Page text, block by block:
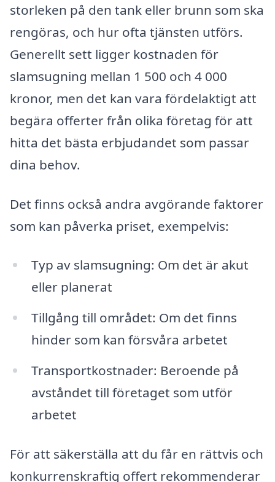
storleken på den tank eller brunn som ska
rengöras, och hur ofta tjänsten utförs.
Generellt sett ligger kostnaden för
slamsugning mellan 1 500 och 4 000
kronor, men det kan vara fördelaktigt att
begära offerter från olika företag för att
hitta det bästa erbjudandet som passar
dina behov.
Det finns också andra avgörande faktorer
som kan påverka priset, exempelvis:
Typ av slamsugning: Om det är akut
eller planerat
Tillgång till området: Om det finns
hinder som kan försvåra arbetet
Transportkostnader: Beroende på
avståndet till företaget som utför
arbetet
För att säkerställa att du får en rättvis och
konkurrenskraftig offert rekommenderar